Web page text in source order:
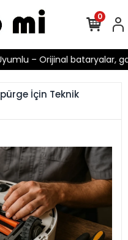
– Orijinal bataryalar,
0
İçin Teknik